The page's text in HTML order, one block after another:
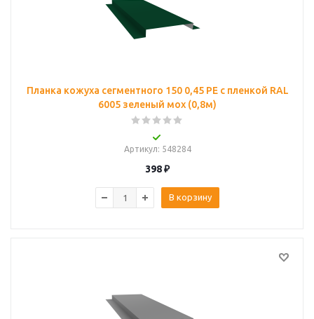
Планка кожуха сегментного 150 0,45 PE с пленкой RAL
6005 зеленый мох (0,8м)
Артикул: 548284
398₽
В корзину